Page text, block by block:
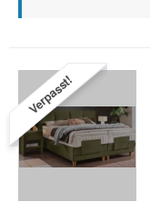
Verpasst!